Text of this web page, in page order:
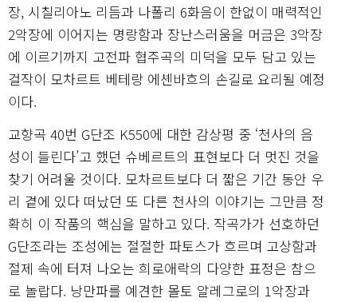
장, 시칠리아노 리듬과 나폴리 6화음이 한없이 매력적인
2악장에 이어지는 명랑함과 장난스러움을 머금은 3악장
에 이르기까지 고전파 협주곡의 미덕을 모두 담고 있는
걸작이 모차르트 베테랑 에셴바흐의 손길로 요리될 예정
이다.
교향곡 40번 G단조 K550에 대한 감상평 중 ‘천사의 음
성이 들린다’고 했던 슈베르트의 표현보다 더 멋진 것을
찾기 어려울 것이다. 모차르트보다 더 짧은 기간 동안 우
리 곁에 있다 떠났던 또 다른 천사의 이야기는 그만큼 정
확히 이 작품의 핵심을 말하고 있다. 작곡가가 선호하던
G단조라는 조성에는 절절한 파토스가 흐르며 고상함과
절제 속에 터져 나오는 희로애락의 다양한 표정은 참으
로 놀랍다. 낭만파를 예견한 몰토 알레그로의 1악장과